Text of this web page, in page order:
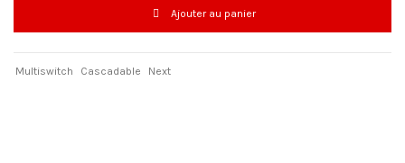
Ajouter au panier
Multiswitch Cascadable Next